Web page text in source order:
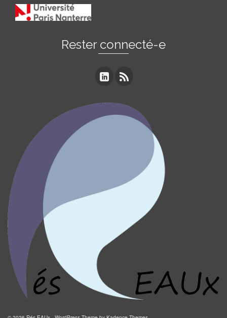
Rester connecté-e